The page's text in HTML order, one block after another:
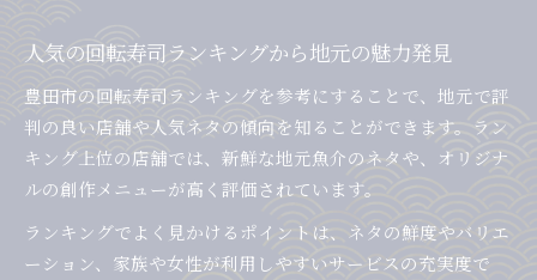
人気の回転寿司ランキングから地元の魅力発見
豊田市の回転寿司ランキングを参考にすることで、地元で評
判の良い店舗や人気ネタの傾向を知ることができます。ラン
キング上位の店舗では、新鮮な地元魚介のネタや、オリジナ
ルの創作メニューが高く評価されています。
ランキングでよく見かけるポイントは、ネタの鮮度やバリエ
ーション、家族や女性が利用しやすいサービスの充実度で